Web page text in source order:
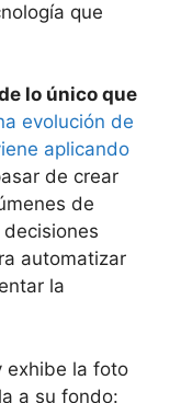
que
lo único que
evolución de
aplicando
de crear
de
automatizar
la
exhibe la foto
a su fondo: